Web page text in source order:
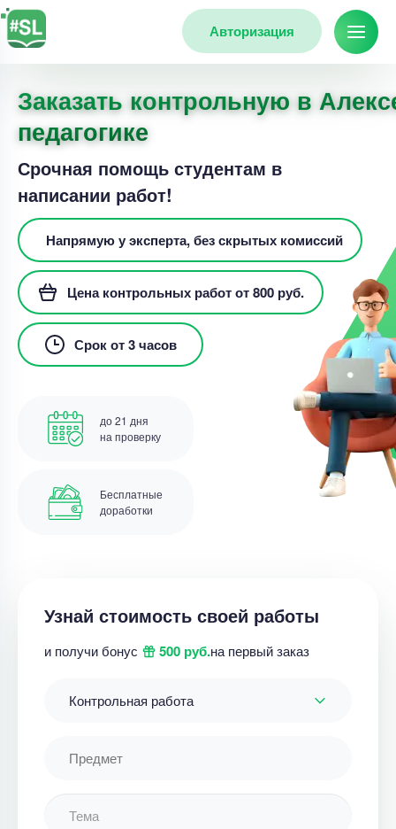
Авторизация
Заказать контрольную в
педагогике
Срочная помощь студентам в
написании работ!
Напрямую у эксперта, без скрытых комиссий
Цена контрольных работ от 800 руб.
Срок от 3 часов
до 21 дня
на проверку
Бесплатные
доработки
Узнай стоимость своей работы
и получи бонус 500 руб.на первый заказ
Контрольная работа